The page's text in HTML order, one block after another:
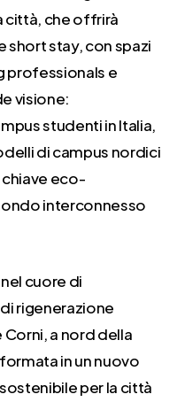
città, che offrirà
short stay, con spazi
professionals e
visione:
studenti in Italia,
di campus nordici
chiave eco-
interconnesso
cuore di
rigenerazione
Corni, a nord della
in un nuovo
per la città